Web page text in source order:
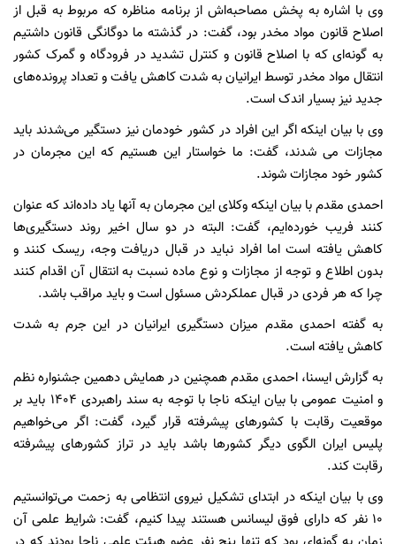
وی با اشاره به پخش مصاحبه‌اش از برنامه مناظره که مربوط به قبل از
اصلاح قانون مواد مخدر بود، گفت: در گذشته ما دوگانگی قانون داشتیم
به گونه‌ای که با اصلاح قانون و کنترل تشدید در فرودگاه و گمرک کشور
انتقال مواد مخدر توسط ایرانیان به شدت کاهش یافت و تعداد پرونده‌های
جدید نیز بسیار اندک است.
وی با بیان اینکه اگر این افراد در کشور خودمان نیز دستگیر می‌شدند باید
مجازات می شدند، گفت: ما خواستار این هستیم که این مجرمان در
کشور خود مجازات شوند.
احمدی مقدم با بیان اینکه وکلای این مجرمان به آنها یاد داده‌اند که عنوان
کنند فریب خورده‌ایم، گفت: البته در دو سال اخیر روند دستگیری‌ها
کاهش یافته است اما افراد نباید در قبال دریافت وجه، ریسک کنند و
بدون اطلاع و توجه از مجازات و نوع ماده نسبت به انتقال آن اقدام کنند
چرا که هر فردی در قبال عملکردش مسئول است و باید مراقب باشد.
به گفته احمدی مقدم میزان دستگیری ایرانیان در این جرم به شدت
کاهش یافته است.
به گزارش ایسنا، احمدی مقدم همچنین در همایش دهمین جشنواره نظم
و امنیت عمومی با بیان اینکه ناجا با توجه به سند راهبردی 1404 باید بر
موقعیت رقابت با کشورهای پیشرفته قرار گیرد، گفت: اگر می‌خواهیم
پلیس ایران الگوی دیگر کشورها باشد باید در تراز کشورهای پیشرفته
رقابت کند.
وی با بیان اینکه در ابتدای تشکیل نیروی انتظامی به زحمت می‌توانستیم
10 نفر که دارای فوق لیسانس هستند پیدا کنیم، گفت: شرایط علمی آن